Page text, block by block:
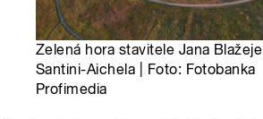
Zelená hora stavitele Jana Blažeje
Santini-Aichela | Foto: Fotobanka
Profimedia